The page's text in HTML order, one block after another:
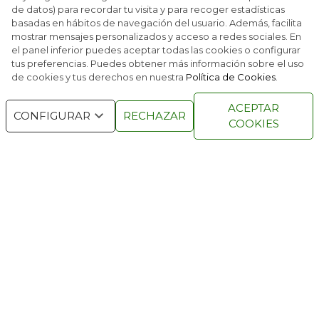
de datos) para recordar tu visita y para recoger estadísticas
basadas en hábitos de navegación del usuario. Además, facilita
mostrar mensajes personalizados y acceso a redes sociales. En
el panel inferior puedes aceptar todas las cookies o configurar
tus preferencias. Puedes obtener más información sobre el uso
de cookies y tus derechos en nuestra Política de Cookies
CONFIGURAR RECHAZAR
ACEPTAR
COOKIES
Podemos disfrutar del Hyundai Staria desde 49.390 euros.
ESTE OTOÑO SERÁN TENDENCIA
TODOS LOS DERECHOS
RESERVADOS